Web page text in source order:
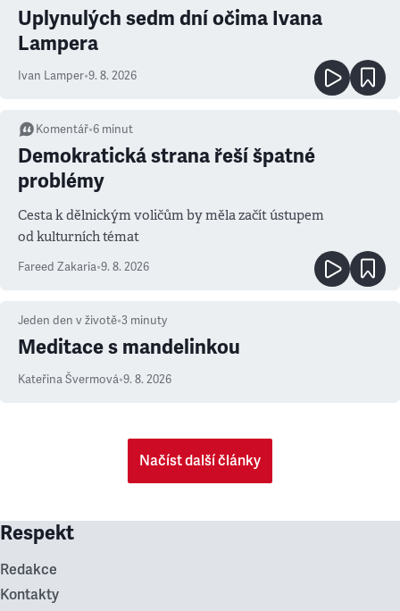
Uplynulých sedm dní očima Ivana
Lampera
Ivan Lamper•9. 8. 2026
Komentář•6 minut
Demokratická strana řeší špatné
problémy
Cesta k dělnickým voličům by měla začít ústupem
od kulturních témat
Fareed Zakaria•9. 8. 2026
Jeden den v životě•3 minuty
Meditace s mandelinkou
Kateřina Švermová•9. 8. 2026
Načíst další články
Respekt
Redakce
Kontakty